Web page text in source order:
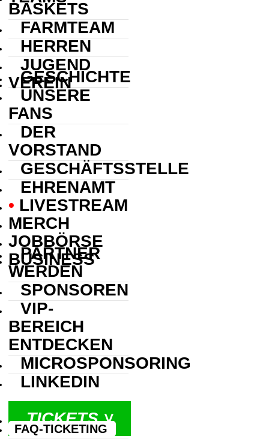
BASKETS
FARMTEAM
HERREN
JUGEND
VEREIN
GESCHICHTE
UNSERE
FANS
DER
VORSTAND
GESCHÄFTSSTELLE
EHRENAMT
• LIVESTREAM
MERCH
JOBBÖRSE
BUSINESS
PARTNER
WERDEN
SPONSOREN
VIP-
BEREICH
ENTDECKEN
MICROSPONSORING
LINKEDIN
TICKETS ˅
FAQ-TICKETING